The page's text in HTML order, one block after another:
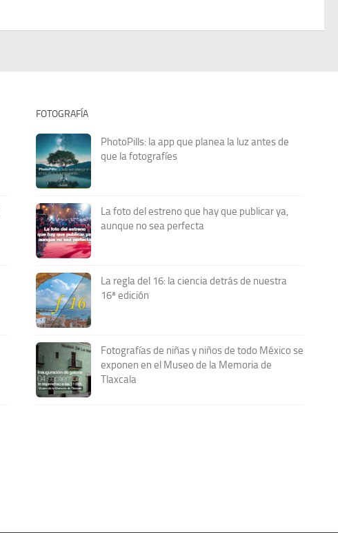
FOTOGRAFÍA
PhotoPills: la app que planea la luz antes de
que la fotografíes
La foto del estreno que hay que publicar ya,
aunque no sea perfecta
La regla del 16: la ciencia detrás de nuestra
16ª edición
Fotografías de niñas y niños de todo México se
exponen en el Museo de la Memoria de
Tlaxcala